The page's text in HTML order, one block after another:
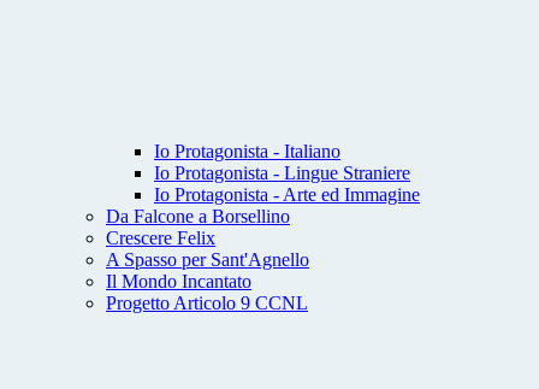
Io Protagonista - Italiano
Io Protagonista - Lingue Straniere
Io Protagonista - Arte ed Immagine
Da Falcone a Borsellino
Crescere Felix
A Spasso per Sant'Agnello
Il Mondo Incantato
Progetto Articolo 9 CCNL